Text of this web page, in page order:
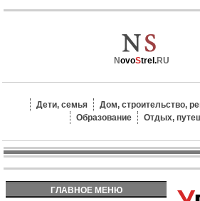
NovoStrel.RU
Дети, семья Дом, строительство,
Образование
Отдых,
ГЛАВНОЕ МЕНЮ